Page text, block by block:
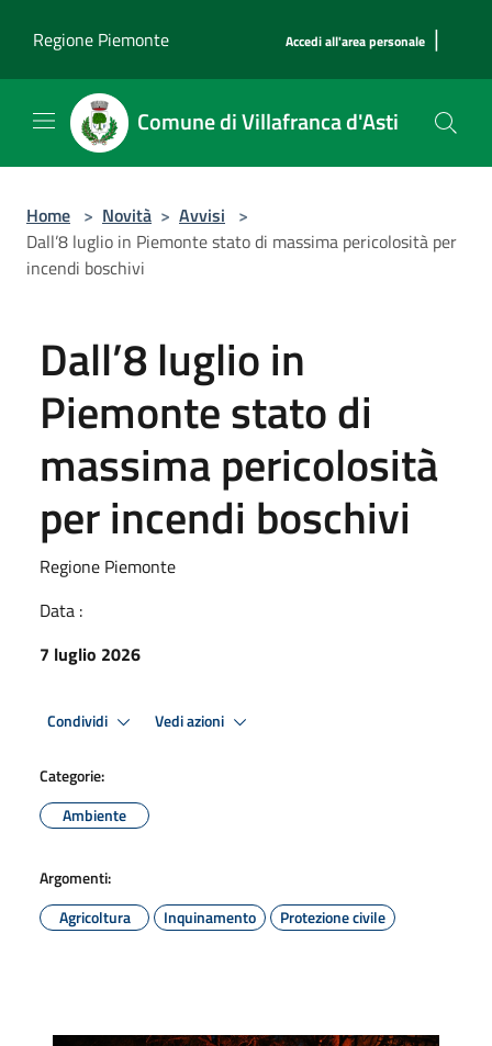
Regione Piemonte
Accedi all'area personale |
Comune di Villafranca d'Asti
Home > Novità > Avvisi >
Dall’8 luglio in Piemonte stato di massima pericolosità per
incendi boschivi
Dall’8 luglio in
Piemonte stato di
massima pericolosità
per incendi boschivi
Regione Piemonte
Data :
7 luglio 2026
Condividi Vedi azioni
Categorie:
Ambiente
Argomenti:
Agricoltura
Inquinamento Protezione civile